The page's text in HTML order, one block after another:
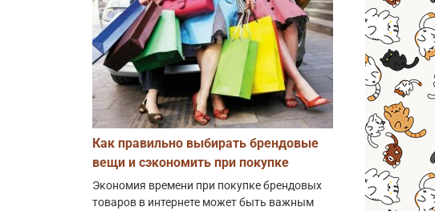
Как правильно выбирать брендовые
вещи и сэкономить при покупке
Экономия времени при покупке брендовых
товаров в интернете может быть важным